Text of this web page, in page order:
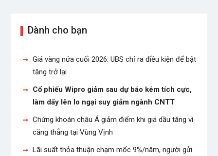
Dành cho bạn
Giá vàng nửa cuối 2026: UBS chỉ ra điều kiện để bật
tăng trở lại
Cổ phiếu Wipro giảm sau dự báo kém tích cực,
làm dấy lên lo ngại suy giảm ngành CNTT
Chứng khoán châu Á giảm điểm khi giá dầu tăng vì
căng thẳng tại Vùng Vịnh
Lãi suất thỏa thuận chạm mốc 9%/năm, người gửi